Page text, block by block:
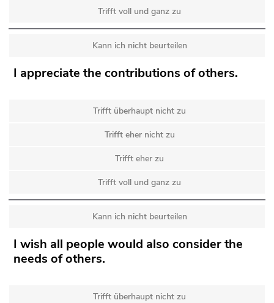
Trifft voll und ganz zu
Kann ich nicht beurteilen
I appreciate the contributions of others.
Trifft überhaupt nicht zu
Trifft eher nicht zu
Trifft eher zu
Trifft voll und ganz zu
Kann ich nicht beurteilen
I wish all people would also consider the
needs of others.
Trifft überhaupt nicht zu